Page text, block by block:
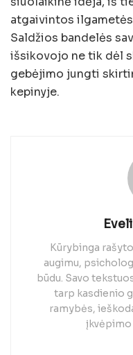
atgaivintos
Saldžios bandelės
išsikovojo ne tik dėl
gebėjimo jungti
kepinyje.
Kūrybinga
augimu,
būdu. Savo
tarp kasdienio
ramybės,
įkvėpimo